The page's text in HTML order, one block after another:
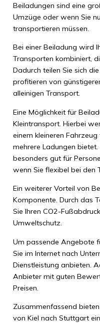
Beiladungen sind eine
Umzüge oder wenn Sie
transportieren müssen.
Bei einer Beiladung wird
Transporten kombiniert,
Dadurch teilen Sie sich
profitieren von
alleinigen Transport.
Eine Möglichkeit für
Kleintransport. Hierbei
einem kleineren
mehrere Ladungen
besonders gut für
wenn Sie flexibel bei den
Ein weiterer Vorteil von
Komponente. Durch das
Sie Ihren CO2-
Umweltschutz.
Um passende Angebote
Sie im Internet nach
Dienstleistung anbieten.
Anbieter mit guten
Preisen.
Zusammenfassend
von Kiel nach Stuttgart